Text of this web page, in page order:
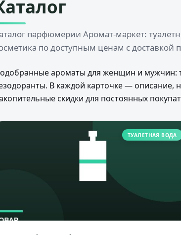
парфюмерии Аромат-маркет:
по доступным ценам с доставкой
ароматы для женщин и мужчин:
В каждой карточке — описание,
скидки для постоянных
ТУАЛЕТНАЯ ВОДА